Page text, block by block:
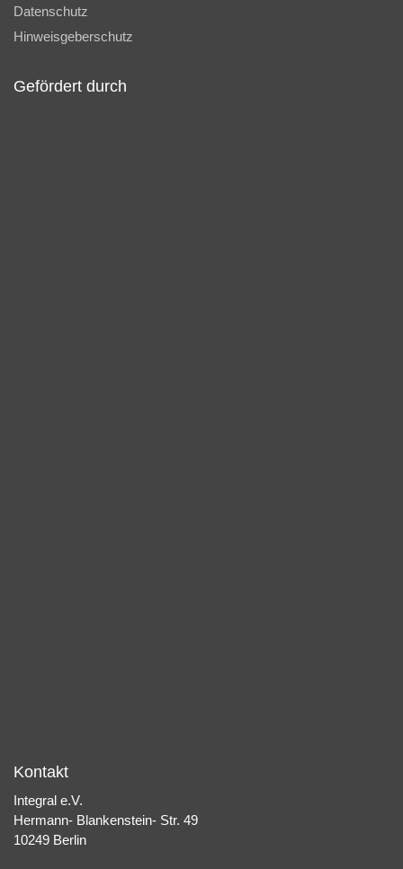
Datenschutz
Hinweisgeberschutz
Gefördert durch
Kontakt
Integral e.V.
Hermann- Blankenstein- Str. 49
10249 Berlin